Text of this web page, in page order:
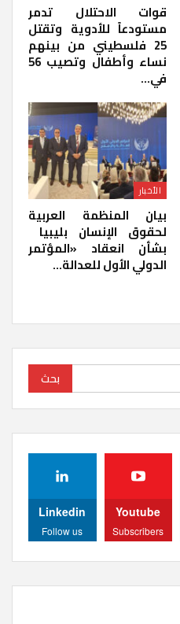
قوات الاحتلال تدمر
مستودعاً للأدوية وتقتل
25 فلسطيني من بينهم
نساء وأطفال وتصيب 56
في…
الأخبار
بيان المنظمة العربية
لحقوق الإنسان بليبيا ​
بشأن انعقاد «المؤتمر
الدولي الأول للعدالة…
Youtube
Subscribers
Linkedin
Follow us